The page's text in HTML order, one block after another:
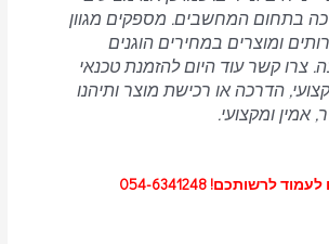
בתחום המחשבים. מספקים מגוון
ומוצרים במחירים הוגנים
צרו קשר עוד היום להזמנת טכנאי
הדרכה או רכישת מוצר ותיהנו
אמין ומקצועי.
לרשותכם! 054-6341248